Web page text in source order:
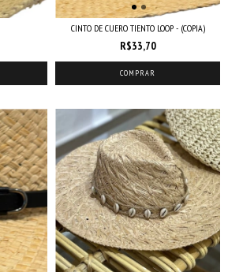
CINTO DE CUERO TIENTO LOOP - (COPIA)
R$33,70
COMPRAR